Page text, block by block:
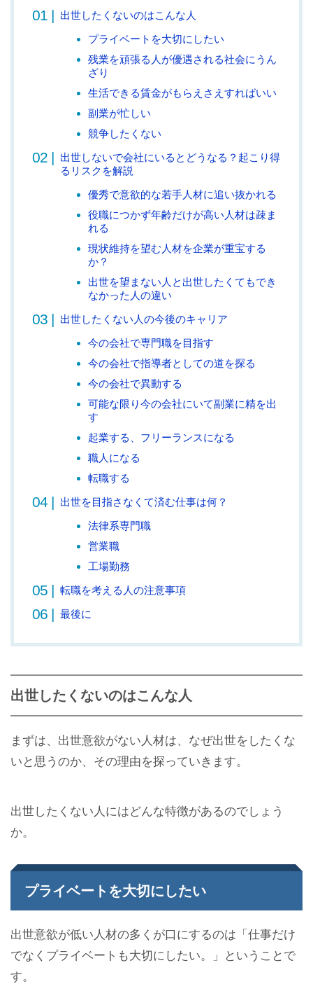
出世したくないのはこんな人
プライベートを大切にしたい
残業を頑張る人が優遇される社会にうん
ざり
生活できる賃金がもらえさえすればいい
副業が忙しい
競争したくない
出世しないで会社にいるとどうなる？起こり得
るリスクを解説
優秀で意欲的な若手人材に追い抜かれる
役職につかず年齢だけが高い人材は疎ま
れる
現状維持を望む人材を企業が重宝する
か？
出世を望まない人と出世したくてもでき
なかった人の違い
出世したくない人の今後のキャリア
今の会社で専門職を目指す
今の会社で指導者としての道を探る
今の会社で異動する
可能な限り今の会社にいて副業に精を出
す
起業する、フリーランスになる
職人になる
転職する
出世を目指さなくて済む仕事は何？
法律系専門職
営業職
工場勤務
転職を考える人の注意事項
最後に
出世したくないのはこんな人
まずは、出世意欲がない人材は、なぜ出世をしたくな
いと思うのか、その理由を探っていきます。
出世したくない人にはどんな特徴があるのでしょう
か。
プライベートを大切にしたい
出世意欲が低い人材の多くが口にするのは「仕事だけ
でなくプライベートも大切にしたい。」ということで
す。